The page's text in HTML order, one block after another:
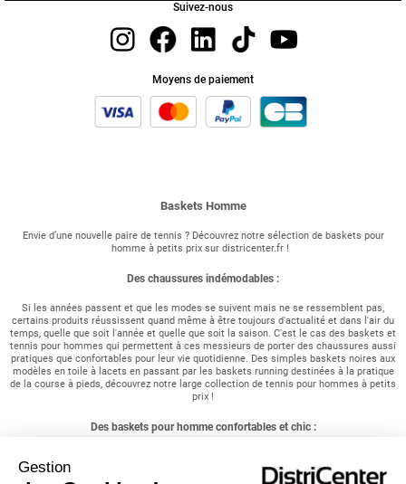
Gestion
Baskets Homme
Envie d’une nouvelle paire de tennis ? Découvrez notre sélection de baskets pour
homme à petits prix sur districenter.fr !
Des chaussures indémodables :
Si les années passent et que les modes se suivent mais ne se ressemblent pas,
certains produits réussissent quand même à être toujours d'actualité et dans l'air du
temps, quelle que soit l'année et quelle que soit la saison. C'est le cas des baskets et
tennis pour hommes qui permettent à ces messieurs de porter des chaussures aussi
pratiques que confortables pour leur vie quotidienne. Des simples baskets noires aux
modèles en toile à lacets en passant par les baskets running destinées à la pratique
de la course à pieds, découvrez notre large collection de tennis pour hommes à petits
prix !
Des baskets pour homme confortables et chic :
sportif et recherchez des chaussures aux semelles résistantes ? Vous êtes un
Suivez-nous
Moyens de paiement